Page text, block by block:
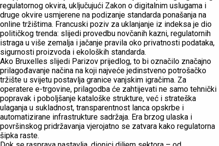
regulatornog okvira, uključujući Zakon o digitalnim uslugama i
druge okvire usmjerene na podizanje standarda ponašanja na
online tržištima. Francuski poziv za uklanjanje iz indeksa je dio
političkog trenda: slijedi provedbu novčanih kazni, regulatornih
istraga u više zemalja i jačanje pravila oko privatnosti podataka,
sigurnosti proizvoda i ekoloških standarda.
Ako Bruxelles slijedi Parizov prijedlog, to bi označilo značajno
prilagođavanje načina na koji najveće jedinstveno potrošačko
tržište u svijetu postavlja granice vanjskim igračima. Za
operatere e-trgovine, prilagodba će zahtijevati ne samo tehnički
popravak i poboljšanje kataloške strukture, već i strateška
ulaganja u sukladnost, transparentnost lanca opskrbe i
automatizirane infrastrukture sadržaja. Era brzog ulaska i
površinskog pridržavanja vjerojatno se zatvara kako regulatorna
šipka raste.